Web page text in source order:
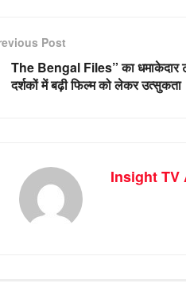
Post
The Bengal Files” का धमाकेदार
दर्शकों में बढ़ी फिल्म को लेकर उत्सुकता
Insight TV